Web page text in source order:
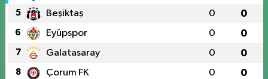
5 Beşiktaş 0 0
6 Eyüpspor 0 0
7 Galatasaray 0 0
8 Çorum FK 0 0